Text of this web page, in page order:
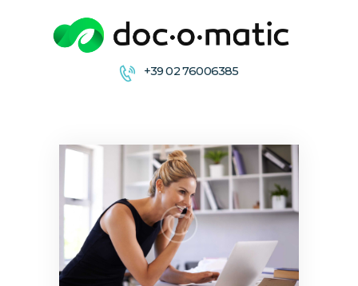
+39 02 76006385
ARCHIVIA &
DISTRIBUISCE
FIRMA